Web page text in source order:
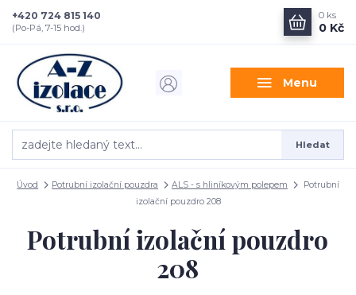
Menu
Hledat
+420 724 815 140
(Po-Pá, 7-15 hod.)
0 ks
0 Kč
Úvod Potrubní izolační pouzdra ALS - s hliníkovým polepem
Potrubní
izolační pouzdro 208
Potrubní izolační pouzdro
208